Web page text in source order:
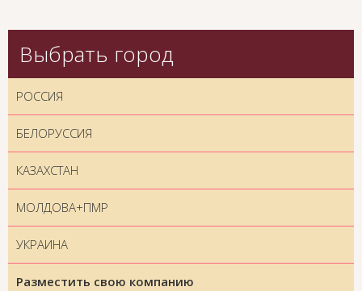
Выбрать город
РОССИЯ
БЕЛОРУССИЯ
КАЗАХСТАН
МОЛДОВА+ПМР
УКРАИНА
Разместить свою компанию